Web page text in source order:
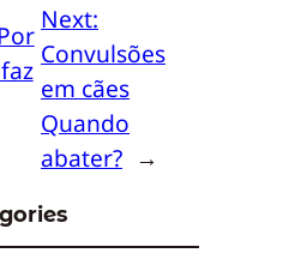
Next:
Convulsões
em cães
Quando
abater? →